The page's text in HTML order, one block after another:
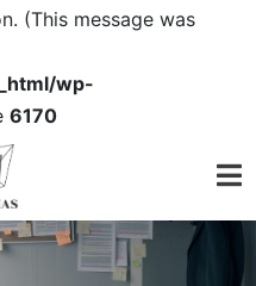
(This message was
wp-
6170